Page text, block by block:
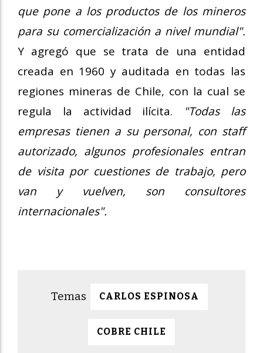
que pone a los productos de los mineros
para su comercialización a nivel mundial".
Y agregó que se trata de una entidad
creada en 1960 y auditada en todas las
regiones mineras de Chile, con la cual se
regula la actividad ilícita.
"Todas las
empresas tienen a su personal, con staff
autorizado, algunos profesionales entran
de visita por cuestiones de trabajo, pero
van y vuelven, son consultores
internacionales".
CARLOS ESPINOSA
COBRE CHILE